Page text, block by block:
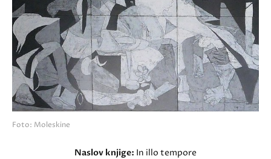
Foto: Moleskine
Naslov knjige: In illo tempore